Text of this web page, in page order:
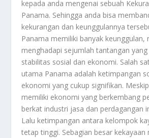
kepada anda mengenai sebuah
Panama. Sehingga anda bisa
kekurangan dan keunggulannya
Panama memiliki banyak keunggulan,
menghadapi sejumlah tantangan
stabilitas sosial dan ekonomi. Salah
utama Panama adalah ketimpangan
ekonomi yang cukup signifikan.
memiliki ekonomi yang berkembang
berkat industri jasa dan perdagangan
Lalu ketimpangan antara kelompok
tetap tinggi. Sebagian besar kekayaan